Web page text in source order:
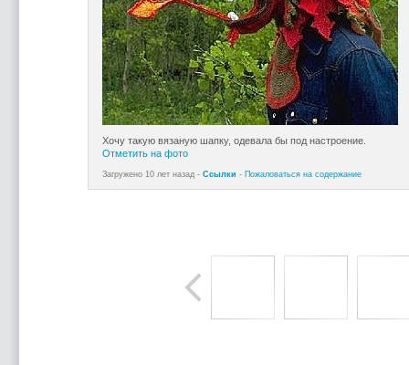
Хочу такую вязаную шапку, одевала бы под настроение.
Отметить на фото
Загружено 10 лет назад - Ссылки - Пожаловаться на содержание